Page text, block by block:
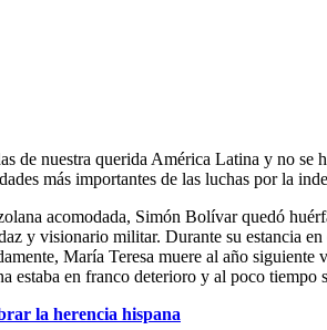
de nuestra querida América Latina y no
más importantes de las luchas por la
acomodada, Simón Bolívar quedó
y visionario militar. Durante su estancia
María Teresa muere al año
estaba en franco deterioro y al poco tiempo
la herencia hispana